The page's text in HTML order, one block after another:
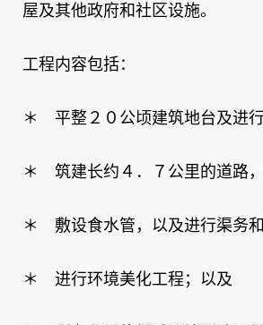
屋及其他政府和社区设施。
工程内容包括：
＊ 平整２０公顷建筑地台及进
＊ 筑建长约４．７公里的道路
＊ 敷设食水管，以及进行渠务
＊ 进行环境美化工程；以及